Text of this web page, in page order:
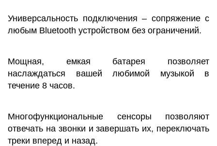
Универсальность подключения – сопряжение с
любым Bluetooth устройством без ограничений.
Мощная, емкая батарея позволяет
наслаждаться вашей любимой музыкой в
течение 8 часов.
Многофункциональные сенсоры позволяют
отвечать на звонки и завершать их, переключать
треки вперед и назад.